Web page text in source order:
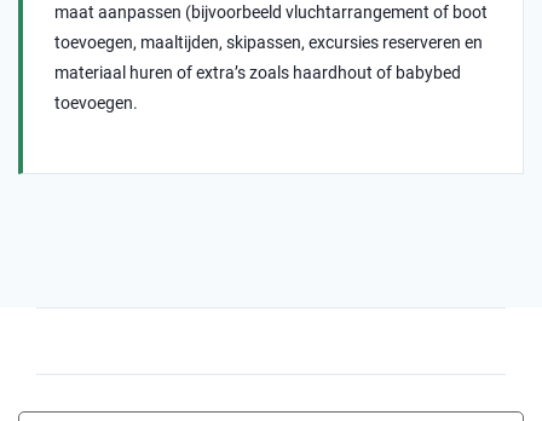
maat aanpassen (bijvoorbeeld vluchtarrangement of boot
toevoegen, maaltijden, skipassen, excursies reserveren en
materiaal huren of extra’s zoals haardhout of babybed
toevoegen.